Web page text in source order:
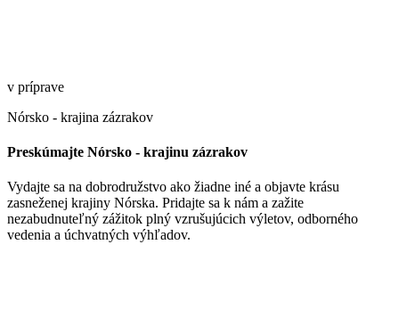
v príprave
Nórsko - krajina zázrakov
Preskúmajte Nórsko - krajinu zázrakov
Vydajte sa na dobrodružstvo ako žiadne iné a objavte krásu
zasneženej krajiny Nórska. Pridajte sa k nám a zažite
nezabudnuteľný zážitok plný vzrušujúcich výletov, odborného
vedenia a úchvatných výhľadov.